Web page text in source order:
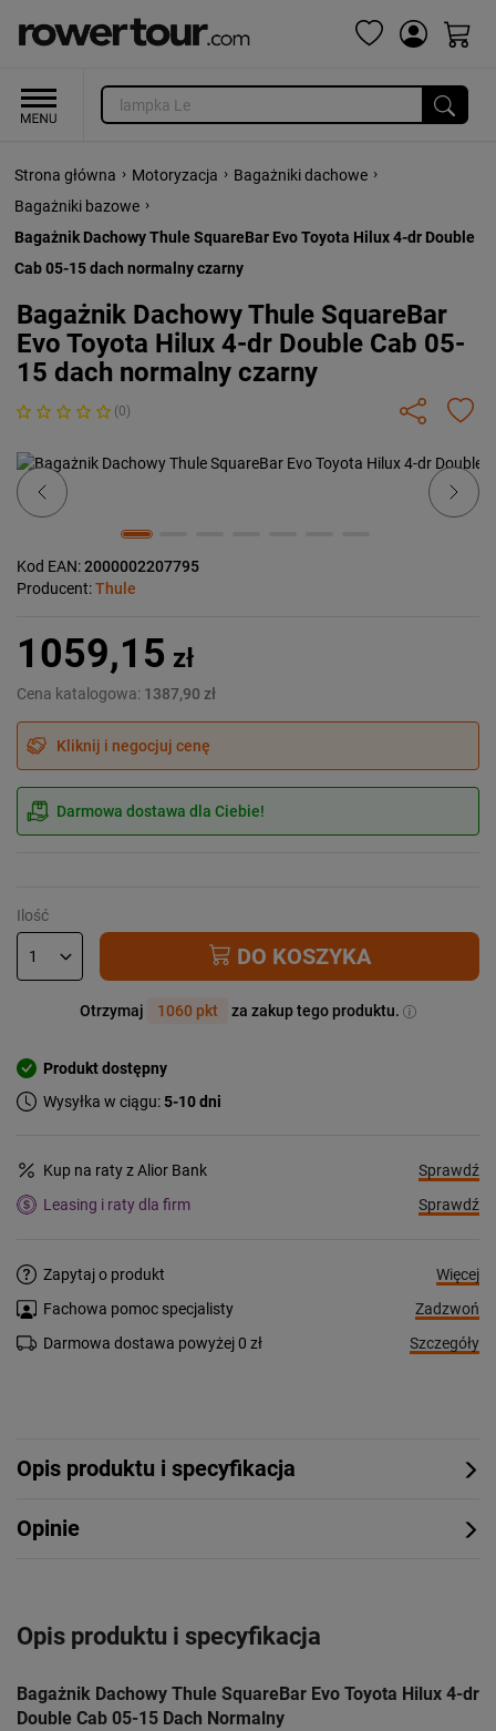
Strona główna › Motoryzacja › Bagażniki dachowe ›
Bagażniki bazowe ›
Bagażnik Dachowy Thule SquareBar Evo Toyota Hilux 4-dr Double
Cab 05-15 dach normalny czarny
Bagażnik Dachowy Thule SquareBar
Evo Toyota Hilux 4-dr Double Cab 05-
15 dach normalny czarny
(0)
Previous Next
Kod EAN:2000002207795
Producent:Thule
1059,15 zł
Cena katalogowa: 1387,90 zł
Kliknij i negocjuj cenę
Darmowa dostawa dla Ciebie!
Ilość
DO KOSZYKA
Otrzymaj 1060 pkt za zakup tego produktu.
Produkt dostępny
Wysyłka w ciągu:5-10 dni
Kup na raty z Alior Bank
Sprawdź
Leasing i raty dla firm
Sprawdź
Zapytaj o produkt
Więcej
Fachowa pomoc specjalisty
Zadzwoń
Darmowa dostawa powyżej 0 zł
Szczegóły
Opis produktu i specyfikacja
Opinie
Opis produktu i specyfikacja
Bagażnik Dachowy Thule SquareBar Evo Toyota Hilux 4-dr
Double Cab 05-15 Dach Normalny